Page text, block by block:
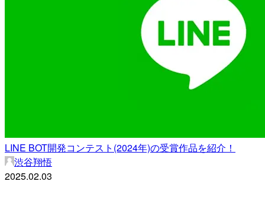
LINE BOT開発コンテスト(2024年)の受賞作品を紹介！
渋谷翔悟
2025.02.03